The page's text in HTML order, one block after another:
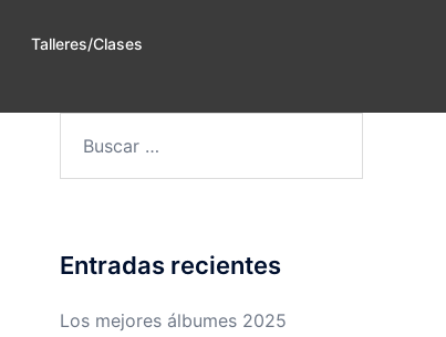
Talleres/Clases
Entradas recientes
Los mejores álbumes 2025